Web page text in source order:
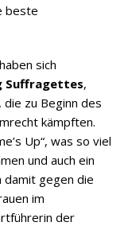
beste
sich
Suffragettes,
zu Beginn des
kämpften.
Up“, was so viel
und auch ein
damit gegen die
im
der